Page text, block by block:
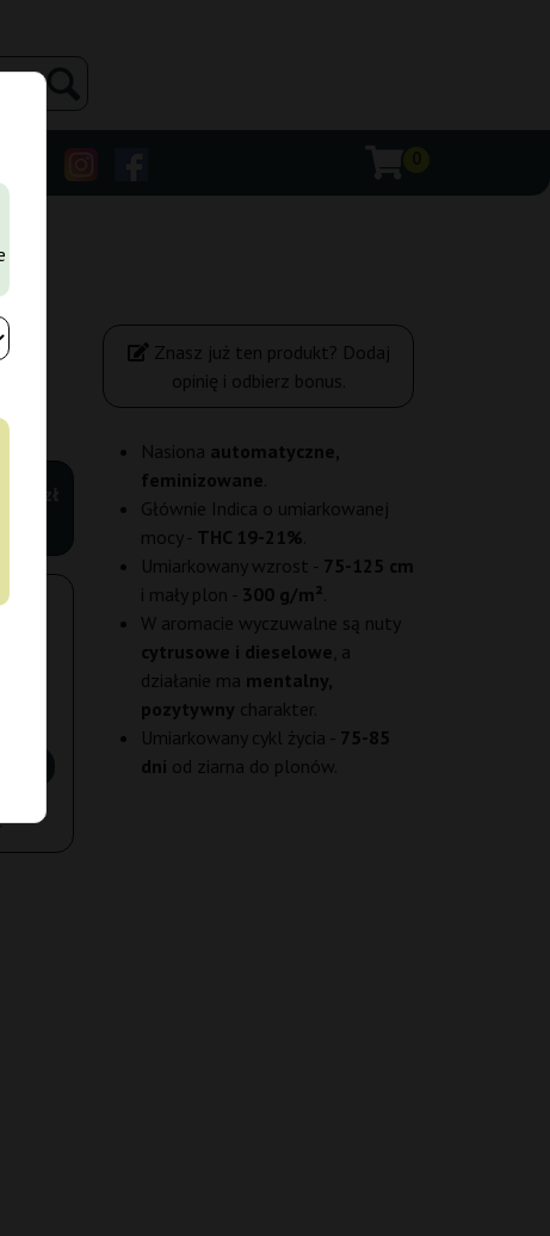
zł
Znasz już ten produkt? Dodaj
opinię i odbierz bonus.
Nasiona automatyczne,
feminizowane
Głównie Indica o umiarkowanej
mocy - THC 19-21%
Umiarkowany wzrost - 75-125 cm
i mały plon - 300 g/m²
W aromacie wyczuwalne są nuty
cytrusowe i dieselowe , a
działanie ma mentalny,
pozytywny charakter.
Umiarkowany cykl życia - 75-85
dni od ziarna do plonów.